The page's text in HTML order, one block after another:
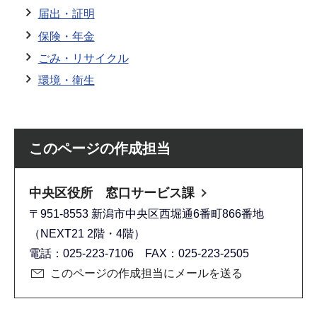
届出・証明
保険・年金
ごみ・リサイクル
環境・衛生
このページの作成担当
中央区役所 窓口サービス課
〒951-8553 新潟市中央区西堀通6番町866番地
（NEXT21 2階・4階）
電話：025-223-7106 FAX：025-223-2505
このページの作成担当にメールを送る